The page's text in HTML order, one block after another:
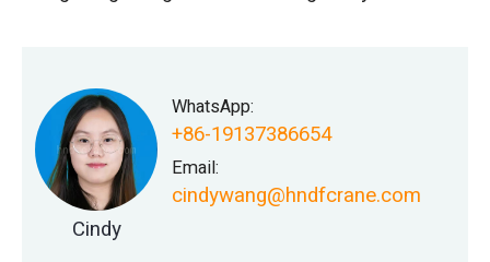
Cindy
WhatsApp:
+86-19137386654
Email:
cindywang@hndfcrane.com